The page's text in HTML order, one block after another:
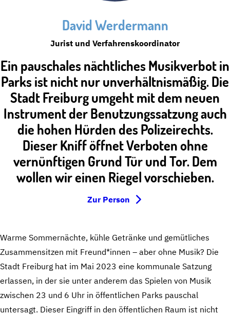
David Werdermann
Jurist und Verfahrenskoordinator
Ein pauschales nächtliches Musikverbot in
Parks ist nicht nur unverhältnismäßig. Die
Stadt Freiburg umgeht mit dem neuen
Instrument der Benutzungssatzung auch
die hohen Hürden des Polizeirechts.
Dieser Kniff öffnet Verboten ohne
vernünftigen Grund Tür und Tor. Dem
wollen wir einen Riegel vorschieben.
Zur Person
Warme Sommernächte, kühle Getränke und gemütliches
Zusammensitzen mit Freund*innen – aber ohne Musik? Die
Stadt Freiburg hat im Mai 2023 eine kommunale Satzung
erlassen, in der sie unter anderem das Spielen von Musik
zwischen 23 und 6 Uhr in öffentlichen Parks pauschal
untersagt. Dieser Eingriff in den öffentlichen Raum ist nicht